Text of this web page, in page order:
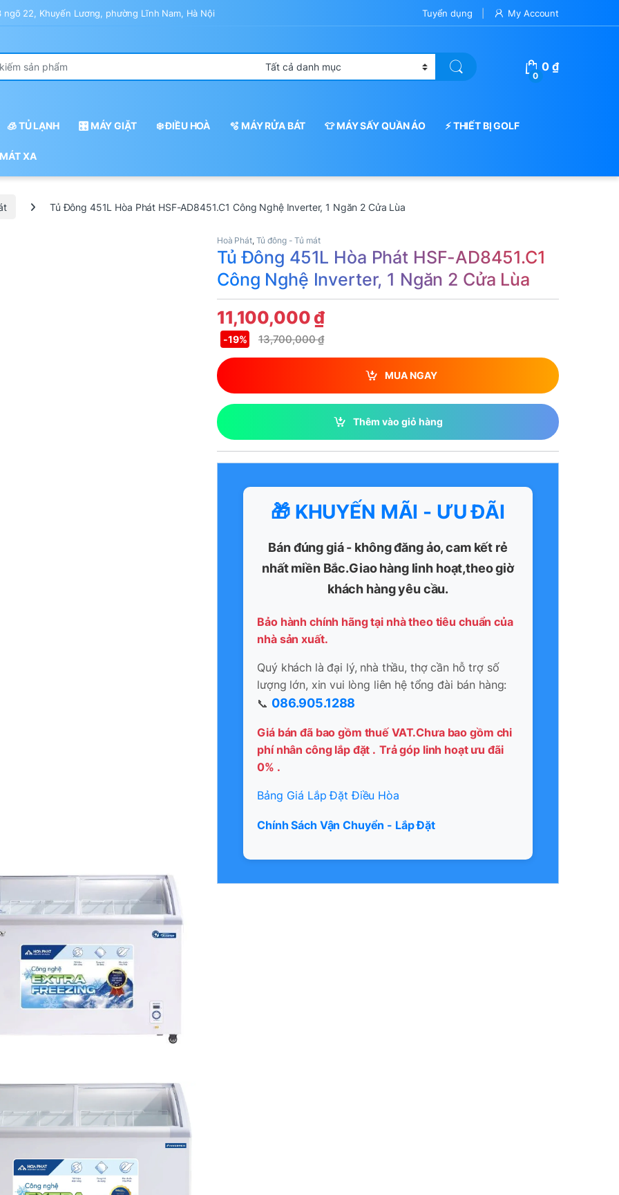
ngõ 22, Khuyến Lương, phường Lĩnh Nam, Hà Nội Tuyển dụng My Account
0
0₫
🧊 TỦ LẠNH 🎛️ MÁY GIẶT ❄️ ĐIỀU HOÀ 🫧 MÁY RỬA BÁT 👕 MÁY SẤY QUẦN ÁO ⚡ THIẾT BỊ GOLF
XA
Tủ Đông 451L Hòa Phát HSF-AD8451.C1 Công Nghệ Inverter, 1 Ngăn 2 Cửa Lùa
Hoà Phát, Tủ đông - Tủ mát
Tủ Đông 451L Hòa Phát HSF-AD8451.C1
Công Nghệ Inverter, 1 Ngăn 2 Cửa Lùa
11,100,000 ₫
13,700,000₫
-19%
MUA NGAY
Thêm vào giỏ hàng
🎁 KHUYẾN MÃI - ƯU ĐÃI
Bán đúng giá - không đăng ảo, cam kết rẻ
nhất miền Bắc.Giao hàng linh hoạt,theo giờ
khách hàng yêu cầu.
Bảo hành chính hãng tại nhà theo tiêu chuẩn của
nhà sản xuất.
Quý khách là đại lý, nhà thầu, thợ cần hỗ trợ số
lượng lớn, xin vui lòng liên hệ tổng đài bán hàng:
📞 086.905.1288
Giá bán đã bao gồm thuế VAT.Chưa bao gồm chi
phí nhân công lắp đặt . Trả góp linh hoạt ưu đãi
0% .
Bảng Giá Lắp Đặt Điều Hòa
Chính Sách Vận Chuyển - Lắp Đặt